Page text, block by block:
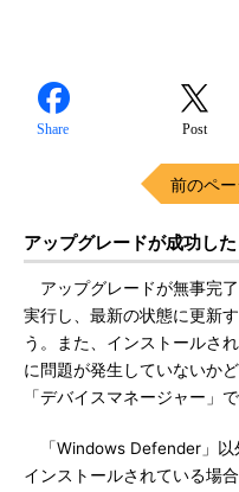
Share Post
前のペ
アップグレードが成功し
アップグレードが無事完
実行し、最新の状態に更新
う。また、インストールさ
に問題が発生していないか
「デバイスマネージャー」
「Windows Defender」以
インストールされている場